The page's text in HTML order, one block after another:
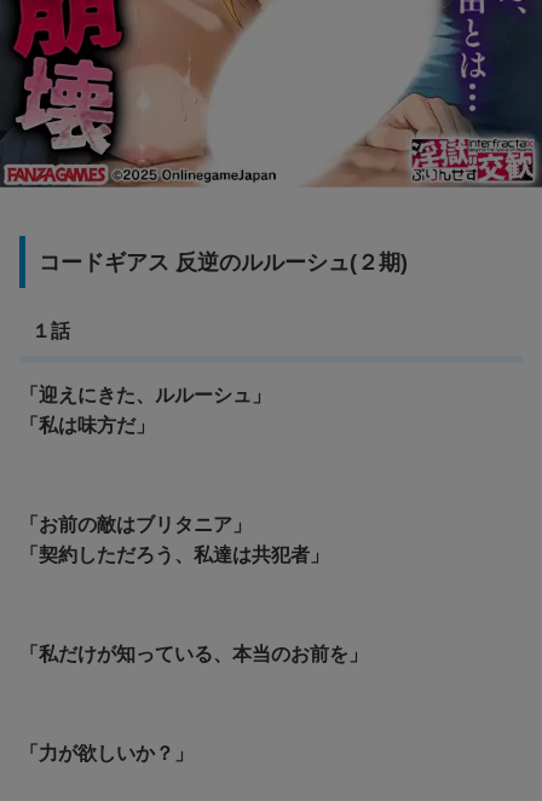
コードギアス 反逆のルルーシュ(２期)
１話
「迎えにきた、ルルーシュ」
「私は味方だ」
「お前の敵はブリタニア」
「契約しただろう、私達は共犯者」
「私だけが知っている、本当のお前を」
「力が欲しいか？」